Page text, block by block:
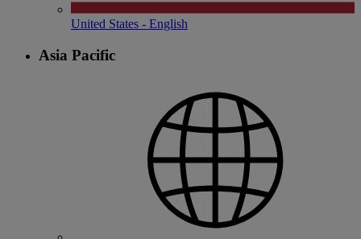
United States - English
Asia Pacific